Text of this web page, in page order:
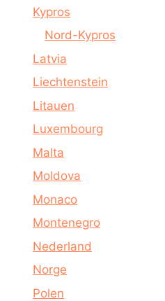
Kypros
Nord-Kypros
Latvia
Liechtenstein
Litauen
Luxembourg
Malta
Moldova
Monaco
Montenegro
Nederland
Norge
Polen